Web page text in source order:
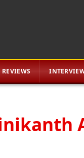
REVIEWS